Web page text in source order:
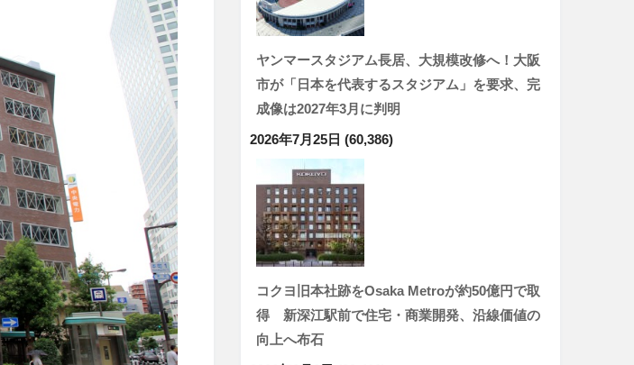
ヤンマースタジアム長居、大規模改修へ！大阪
市が「日本を代表するスタジアム」を要求、完
成像は2027年3月に判明
2026年7月25日 (60,386)
コクヨ旧本社跡をOsaka Metroが約50億円で取
得 新深江駅前で住宅・商業開発、沿線価値の
向上へ布石